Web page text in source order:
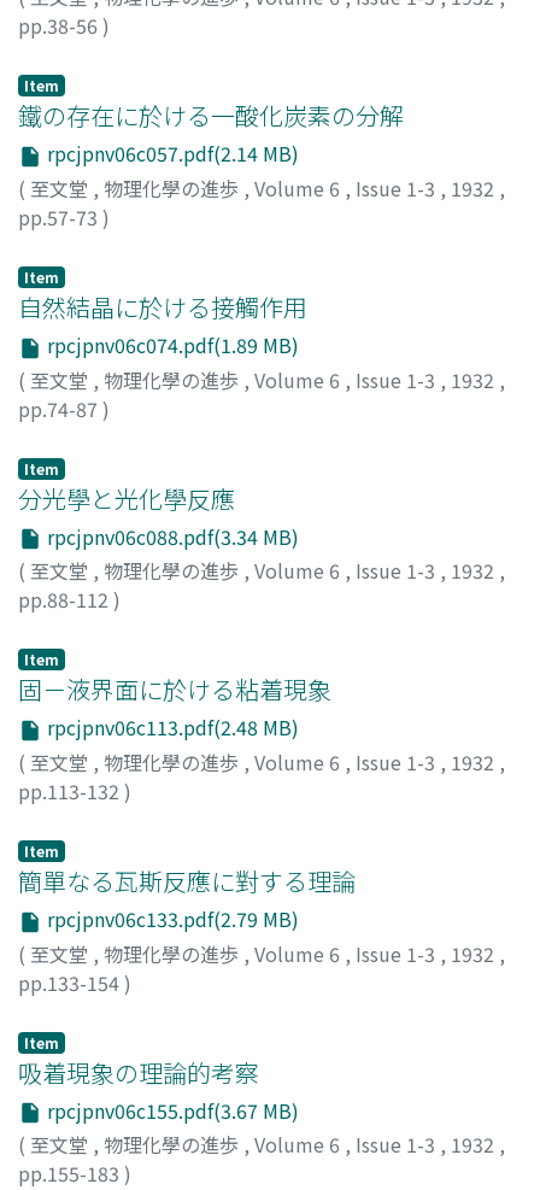
pp.38-56 )
Item
鐵の存在に於ける一酸化炭素の分解
rpcjpnv06c057.pdf(2.14 MB)
( 至文堂 , 物理化學の進歩 , Volume 6 , Issue 1-3 , 1932 ,
pp.57-73 )
Item
自然結晶に於ける接觸作用
rpcjpnv06c074.pdf(1.89 MB)
( 至文堂 , 物理化學の進歩 , Volume 6 , Issue 1-3 , 1932 ,
pp.74-87 )
Item
分光學と光化學反應
rpcjpnv06c088.pdf(3.34 MB)
( 至文堂 , 物理化學の進歩 , Volume 6 , Issue 1-3 , 1932 ,
pp.88-112 )
Item
固－液界面に於ける粘着現象
rpcjpnv06c113.pdf(2.48 MB)
( 至文堂 , 物理化學の進歩 , Volume 6 , Issue 1-3 , 1932 ,
pp.113-132 )
Item
簡單なる瓦斯反應に對する理論
rpcjpnv06c133.pdf(2.79 MB)
( 至文堂 , 物理化學の進歩 , Volume 6 , Issue 1-3 , 1932 ,
pp.133-154)
Item
吸着現象の理論的考察
rpcjpnv06c155.pdf(3.67 MB)
( 至文堂 , 物理化學の進歩 , Volume 6 , Issue 1-3 , 1932 ,
pp.155-183 )